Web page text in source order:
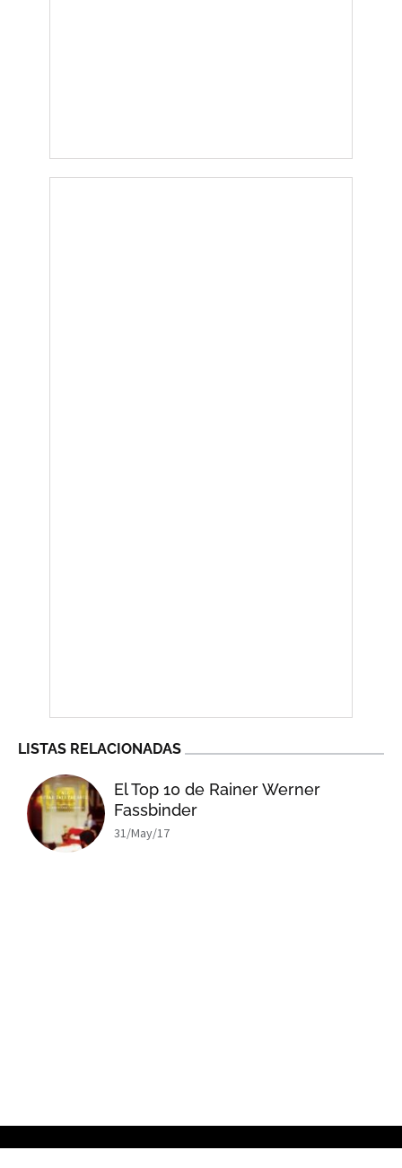
LISTAS RELACIONADAS
El Top 10 de Rainer Werner
Fassbinder
31/May/17